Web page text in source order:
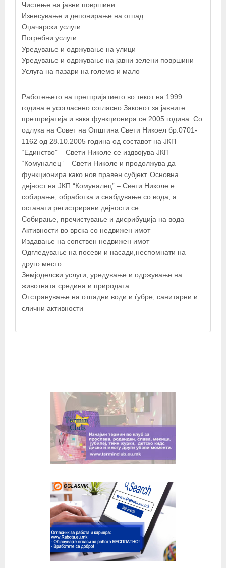
Чистење на јавни површини
Изнесување и депонирање на отпад
Оџачарски услуги
Погребни услуги
Уредување и одржување на улици
Уредување и одржување на јавни зелени површини
Услуга на пазари на големо и мало
Работењето на претпријатието во текот на 1999
година е усогласено согласно Законот за јавните
претпријатија и вака функционира се 2005 година. Со
одлука на Совет на Општина Свети Никоел бр.0701-
1162 од 28.10.2005 година од составот на ЈКП
“Eдинство” – Свети Николе се издвојува ЈКП
“Комуналец” – Свети Николе и продолжува да
функционира како нов правен субјект. Основна
дејност на ЈКП “Комуналец” – Свети Николе е
собирање, обработка и снабдување со вода, а
останати регистрирани дејности се:
Собирање, пречистување и дисрибуција на вода
Активности во врска со недвижен имот
Издавање на сопствен недвижен имот
Одгледување на посеви и насади,неспомнати на
друго место
Земјоделски услуги, уредување и одржување на
животната средина и природата
Отстранување на отпадни води и ѓубре, санитарни и
слични активности
ЈКП Комуналец Свети Николе
×
+
−
© OpenStreetMap contributors